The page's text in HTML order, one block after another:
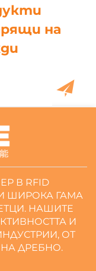
на
В RFID
ШИРОКА ГАМА
НАШИТЕ
И
ОТ
ДРЕБНО.